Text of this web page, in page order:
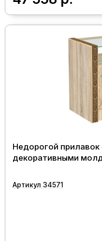
Недорогой
декоративными
Артикул 34571